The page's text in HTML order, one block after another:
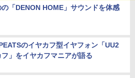
「DENON HOME」サウンドを体感
のイヤカフ型イヤフォン「UU2
」をイヤカフマニアが語る